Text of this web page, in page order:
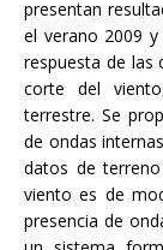
presentan
el verano 2009
respuesta de las
corte del
terrestre. Se
de ondas
datos de
viento es de
presencia de